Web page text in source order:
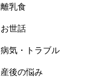
離乳食
お世話
病気・トラブル
産後の悩み